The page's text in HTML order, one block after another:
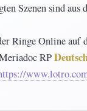
Szenen sind aus
Ringe Online auf
RP